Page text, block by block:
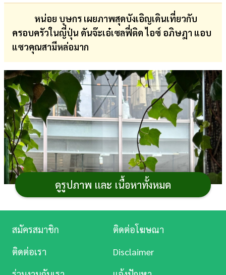
หน่อย บุษกร เผยภาพสุดบังเอิญเดินเที่ยวกับ
ครอบครัวในญี่ปุ่น ดันจ๊ะเอ๋เซลฟี่ติด ไอซ์ อภิษฎา แอบ
แซวคุณสามีหล่อมาก
ดูรูปภาพ และ เนื้อหาทั้งหมด
บอล
สด
เงิน
การ
ศึกษา
บันเทิง
ดู
หนัง
สมัครสมาชิก
ติดต่อโฆษณา
ติดต่อเรา
Disclaimer